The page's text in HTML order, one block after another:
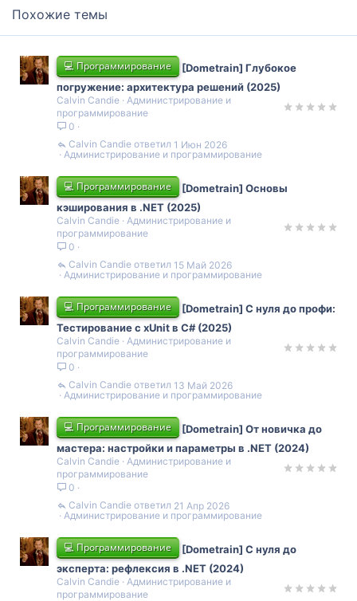
Похожие темы
💻 Программирование
[Dometrain] Глубокое
погружение: архитектура решений (2025)
Calvin Candie
Администрирование и
программирование
0
Администрирование и программирование
1 Июн 2026
Calvin Candie
💻 Программирование
[Dometrain] Основы
кэширования в .NET (2025)
Calvin Candie
Администрирование и
программирование
0
Администрирование и программирование
15 Май 2026
Calvin Candie
💻 Программирование
[Dometrain] С нуля до профи:
Тестирование с xUnit в C# (2025)
Calvin Candie
Администрирование и
программирование
0
Администрирование и программирование
13 Май 2026
Calvin Candie
💻 Программирование
[Dometrain] От новичка до
мастера: настройки и параметры в .NET (2024)
Calvin Candie
Администрирование и
программирование
0
Администрирование и программирование
21 Апр 2026
Calvin Candie
💻 Программирование
[Dometrain] С нуля до
эксперта: рефлексия в .NET (2024)
Calvin Candie
Администрирование и
программирование